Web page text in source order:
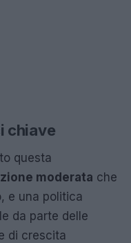
chiave
questa
moderata che
e una politica
da parte delle
di crescita